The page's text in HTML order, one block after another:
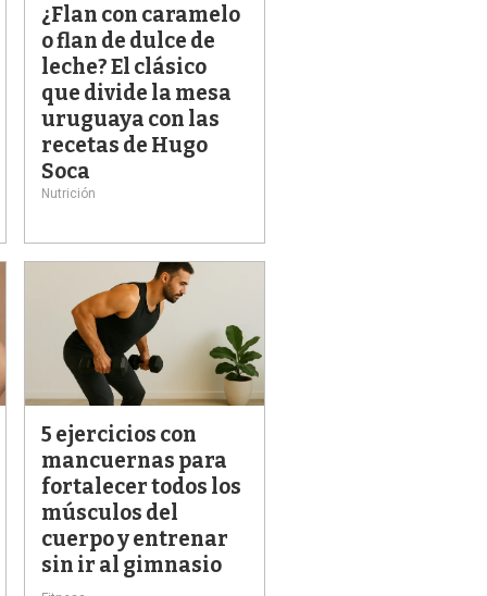
¿Flan con caramelo
o flan de dulce de
leche? El clásico
que divide la mesa
uruguaya con las
recetas de Hugo
Soca
Nutrición
5 ejercicios con
mancuernas para
fortalecer todos los
músculos del
cuerpo y entrenar
sin ir al gimnasio